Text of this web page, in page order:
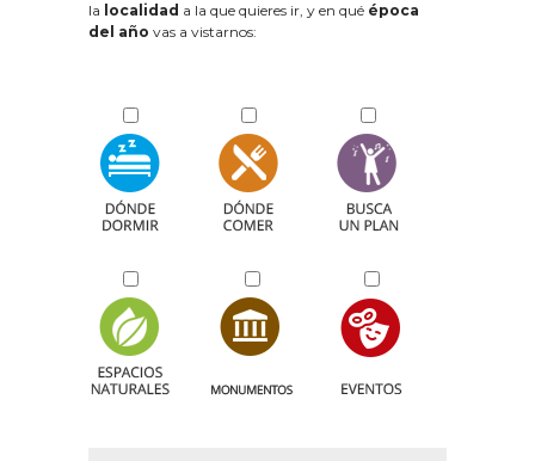
la localidad a la que quieres ir, y en qué época
del año vas a vistarnos: